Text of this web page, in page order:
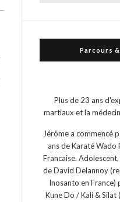
Parcours
Plus de 23 ans
martiaux et la
Jérôme a commencé
ans de Karaté Wado
Francaise.
de David Delannoy
Inosanto en France)
Kune Do / Kali &